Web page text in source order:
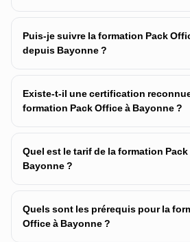
Puis-je suivre la formation Pack
depuis Bayonne ?
Existe-t-il une certification
formation Pack Office à Bayonne ?
Quel est le tarif de la formation
Bayonne ?
Quels sont les prérequis pour la
Office à Bayonne ?